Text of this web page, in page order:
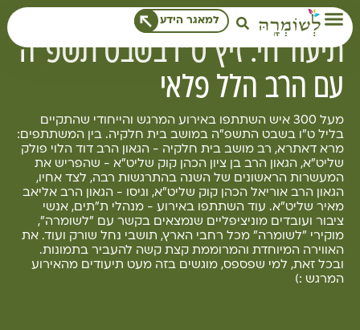
לתוכן
למאגר הידע
לשומרה בשטח
תיעוד חי: זיץ ט"ו בשבט תשפ"ה
עם הרב הלל פלאי
מעל 300 איש השתתפו באירוע המרגש והייחודי שהתקיים
בליל ט"ו בשבט התשפ"ה במושב בית חלקיה. בין המשתתפים:
מרא דאתרא, רב מושב בית חלקיה - הגאון הרב דוד הלוי פולק
שליט"א, הגאון הרב בן ציון הכהן קוק שליט"א - שהפריש את
המעשרות הראשונים של השנה בהתרגשות רבה, לצד אחיו,
הגאון הרב אוריאל הכהן קוק שליט"א, וגיסו - הגאון הרב אליאב
מאיר שליט"א. עוד השתתפו באירוע - מנהלי ת"תים, אנשי
ציבור ועובדים מוניציפליים שנמצאים בקשר עם "לשומרה",
מוקירי "לשומרה" מכל רחבי הארץ, תושבי נחל שורק ועוד. את
האווירה המיוחדת והמרוממת קצת קשה להעביר בתמונות.
ובכל זאת, למי שפספס, מוגשים בזה מעט תיעודים מהאירוע
המרגש :)